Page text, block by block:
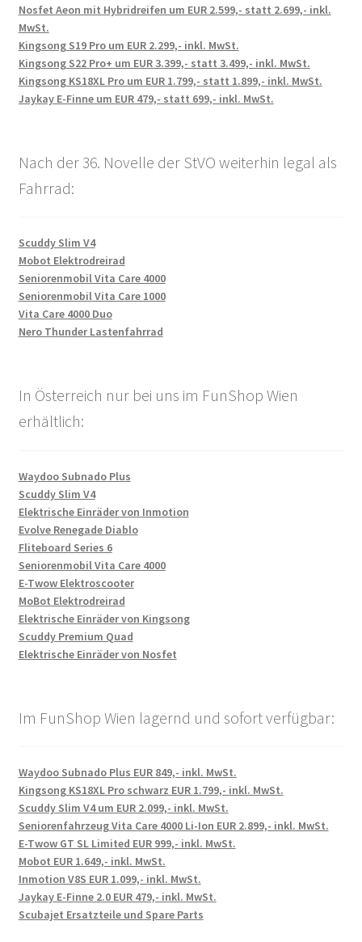
Nosfet Aeon mit Hybridreifen um EUR 2.599,- statt 2.699,- inkl.
MwSt.
Kingsong S19 Pro um EUR 2.299,- inkl. MwSt.
Kingsong S22 Pro+ um EUR 3.399,- statt 3.499,- inkl. MwSt.
Kingsong KS18XL Pro um EUR 1.799,- statt 1.899,- inkl. MwSt.
Jaykay E-Finne um EUR 479,- statt 699,- inkl. MwSt.
Nach der 36. Novelle der StVO weiterhin legal als
Fahrrad:
Scuddy Slim V4
Mobot Elektrodreirad
Seniorenmobil Vita Care 4000
Seniorenmobil Vita Care 1000
Vita Care 4000 Duo
Nero Thunder Lastenfahrrad
In Österreich nur bei uns im FunShop Wien
erhältlich:
Waydoo Subnado Plus
Scuddy Slim V4
Elektrische Einräder von Inmotion
Evolve Renegade Diablo
Fliteboard Series 6
Seniorenmobil Vita Care 4000
E-Twow Elektroscooter
MoBot Elektrodreirad
Elektrische Einräder von Kingsong
Scuddy Premium Quad
Elektrische Einräder von Nosfet
Im FunShop Wien lagernd und sofort verfügbar:
Waydoo Subnado Plus EUR 849,- inkl. MwSt.
Kingsong KS18XL Pro schwarz EUR 1.799,- inkl. MwSt.
Scuddy Slim V4 um EUR 2.099,- inkl. MwSt.
Seniorenfahrzeug Vita Care 4000 Li-Ion EUR 2.899,- inkl. MwSt.
E-Twow GT SL Limited EUR 999,- inkl. MwSt.
Mobot EUR 1.649,- inkl. MwSt.
Inmotion V8S EUR 1.099,- inkl. MwSt.
Jaykay E-Finne 2.0 EUR 479,- inkl. MwSt.
Scubajet Ersatzteile und Spare Parts